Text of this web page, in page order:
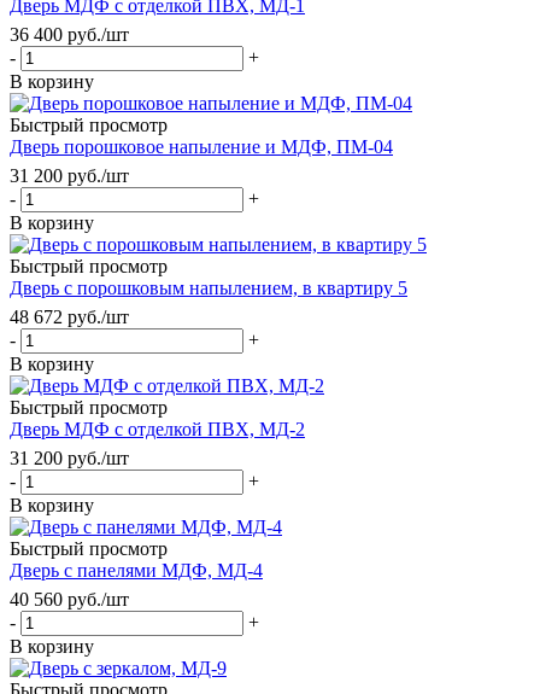
Дверь МДФ с отделкой ПВХ, МД-1
36 400 руб./шт
-
+
В корзину
Быстрый просмотр
Дверь порошковое напыление и МДФ, ПМ-04
31 200 руб./шт
-
+
В корзину
Быстрый просмотр
Дверь с порошковым напылением, в квартиру 5
48 672 руб./шт
-
+
В корзину
Быстрый просмотр
Дверь МДФ с отделкой ПВХ, МД-2
31 200 руб./шт
-
+
В корзину
Быстрый просмотр
Дверь с панелями МДФ, МД-4
40 560 руб./шт
-
+
В корзину
Быстрый просмотр